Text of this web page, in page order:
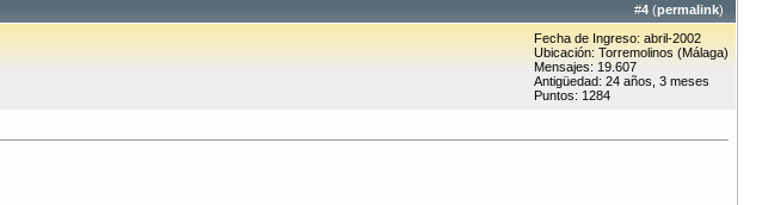
#4 (permalink)
Fecha de Ingreso: abril-2002
Ubicación: Torremolinos (Málaga)
Mensajes: 19.607
Antigüedad: 24 años, 3 meses
Puntos: 1284